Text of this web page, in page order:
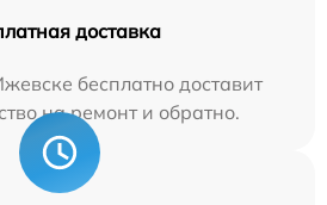
доставка
бесплатно доставит
на ремонт и обратно.